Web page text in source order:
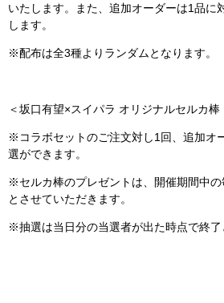
いたします。また、追加オーダーは1品に
します。
※配布は全3種よりランダムとなります。
＜坂口有望×スイパラ オリジナルセルカ
※コラボセットのご注文対し1回、追加オ
選ができます。
※セルカ棒のプレゼントは、開催期間中
とさせていただきます。
※抽選は当日分の当選者が出た時点で終了